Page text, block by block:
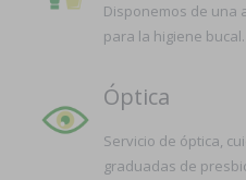
Disponemos de una
para la higiene
Óptica
Servicio de óptica,
graduadas de